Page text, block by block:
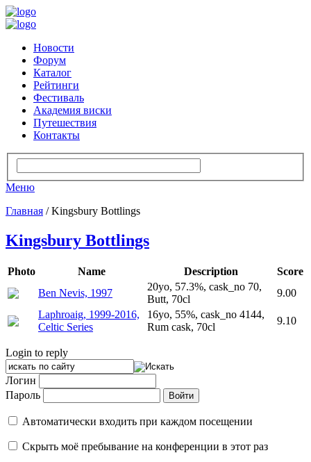
Новости
Форум
Каталог
Рейтинги
Фестиваль
Академия виски
Путешествия
Контакты
Меню
Главная / Kingsbury Bottlings
Kingsbury Bottlings
Photo Name Description
Score
Ben Nevis, 1997
20yo, 57.3%, cask_no 70,
Butt, 70cl
9.00
Laphroaig, 1999-2016,
Celtic Series
16yo, 55%, cask_no 4144,
Rum cask, 70cl
9.10
Login to reply
Логин
Пароль
Автоматически входить при каждом посещении
Скрыть моё пребывание на конференции в этот раз